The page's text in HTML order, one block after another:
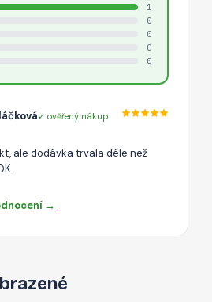
1
0
0
0
0
✓ ověřený nákup
ale dodávka trvala déle než
→